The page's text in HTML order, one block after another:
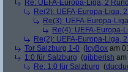
Re: UEFA-Europa-Liga, 2
Re(2): UEFA-Europa-Liga,
Re(3): UEFA-Europa-
Re(4): UEFA-Europa-
Re(2): UEFA-Europa-Liga,
Tor Salzburg 1-0 ( IcyBox am
1:0 für Salzburg (gibberish
Re: 1:0 für Salzburg (